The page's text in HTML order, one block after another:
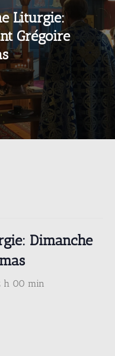
Liturgie:
Grégoire
Dimanche
h 00 min